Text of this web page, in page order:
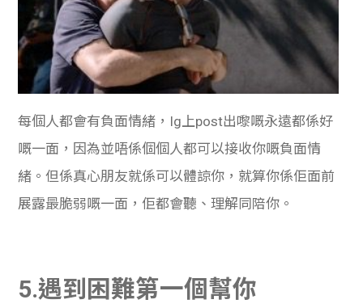
每個人都會有負面情緒，Ig上post出嚟嘅永遠都係好
嘅一面，因為並唔係個個人都可以接收你嘅負面情
緒。但係真心朋友就係可以體諒你，就算你係佢面前
展露最脆弱嘅一面，佢都會聽、理解同陪你。
5.遇到困難第一個幫你